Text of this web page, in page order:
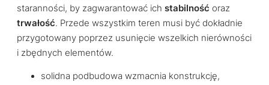
staranności, by zagwarantować ich stabilność oraz
trwałość. Przede wszystkim teren musi być dokładnie
przygotowany poprzez usunięcie wszelkich nierówności
i zbędnych elementów.
solidna podbudowa wzmacnia konstrukcję,